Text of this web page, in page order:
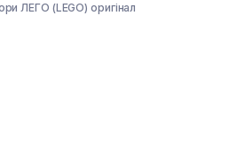
ЛЕГО (LEGO) оригінал